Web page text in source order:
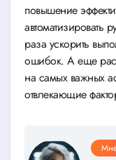
повышение
автоматизировать
раза ускорить
ошибок. А еще
на самых важных
отвлекающие